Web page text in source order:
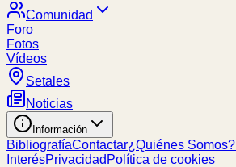
Comunidad
Foro
Fotos
Vídeos
Setales
Noticias
Información
BibliografíaContactar¿Quiénes Somos?
InterésPrivacidad Política de cookies